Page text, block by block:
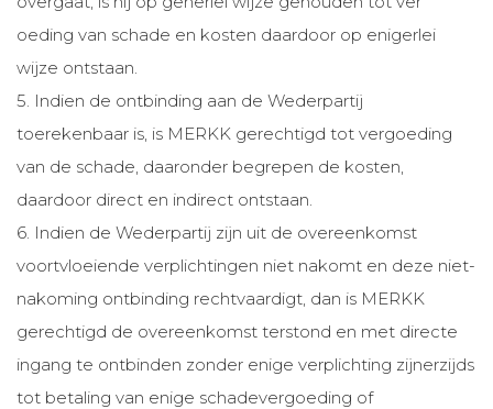
oeding van schade en kosten daardoor op enigerlei
wijze ontstaan.
5. Indien de ontbinding aan de Wederpartij
toerekenbaar is, is MERKK gerechtigd tot vergoeding
van de schade, daaronder begrepen de kosten,
daardoor direct en indirect ontstaan.
6. Indien de Wederpartij zijn uit de overeenkomst
voortvloeiende verplichtingen niet nakomt en deze niet-
nakoming ontbinding rechtvaardigt, dan is MERKK
gerechtigd de overeenkomst terstond en met directe
ingang te ontbinden zonder enige verplichting zijnerzijds
tot betaling van enige schadevergoeding of